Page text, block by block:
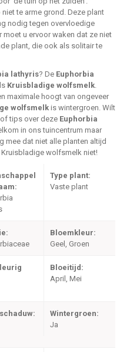
te arme grond. Deze plant
nodig tegen overvloedige
moet u ervoor waken dat ze niet
plant, die ook als solitair te
lathyris? De Euphorbia
Kruisbladige wolfsmelk
maximale hoogt van ongeveer
wolfsmelkis wintergroen. Wilt
tips over deze Euphorbia
in ons tuincentrum maar
mee dat niet alle planten altijd
wolfsmelk niet!
Type plant:
Vaste plant
Bloemkleur:
Geel, Groen
Bloeitijd:
April, Mei
Wintergroen:
Ja